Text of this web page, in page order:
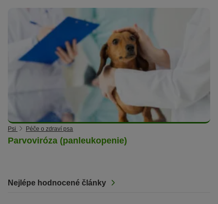
Psi Péče o zdraví psa
Parvoviróza (panleukopenie)
Nejlépe hodnocené články